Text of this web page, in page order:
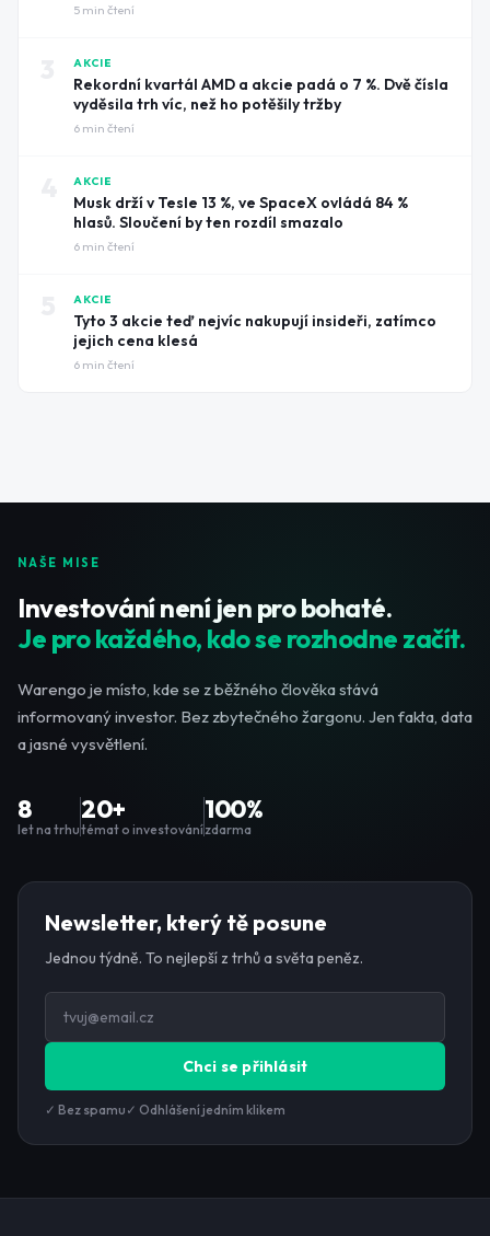
5 min čtení
AKCIE
Rekordní kvartál AMD a akcie padá o 7 %. Dvě čísla
vyděsila trh víc, než ho potěšily tržby
6 min čtení
AKCIE
Musk drží v Tesle 13 %, ve SpaceX ovládá 84 %
hlasů. Sloučení by ten rozdíl smazalo
6 min čtení
AKCIE
Tyto 3 akcie teď nejvíc nakupují insideři, zatímco
jejich cena klesá
6 min čtení
NAŠE MISE
Investování není jen pro bohaté.
Je pro každého, kdo se rozhodne začít.
Warengo je místo, kde se z běžného člověka stává
informovaný investor. Bez zbytečného žargonu. Jen fakta, data
a jasné vysvětlení.
8
let na trhu
20+
témat o investování
100%
zdarma
Newsletter, který tě posune
Jednou týdně. To nejlepší z trhů a světa peněz.
Chci se přihlásit
✓ Bez spamu ✓ Odhlášení jedním klikem